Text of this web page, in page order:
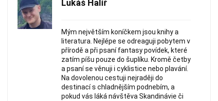
Lukáš Halíř
Mým největším koníčkem jsou knihy a
literatura. Nejlépe se odreaguji pobytem v
přírodě a při psaní fantasy povídek, které
zatím píšu pouze do šuplíku. Kromě četby
a psaní se věnuji i cyklistice nebo plavání.
Na dovolenou cestuji nejraději do
destinací s chladnějším podnebím, a
pokud vás láká návštěva Skandinávie či